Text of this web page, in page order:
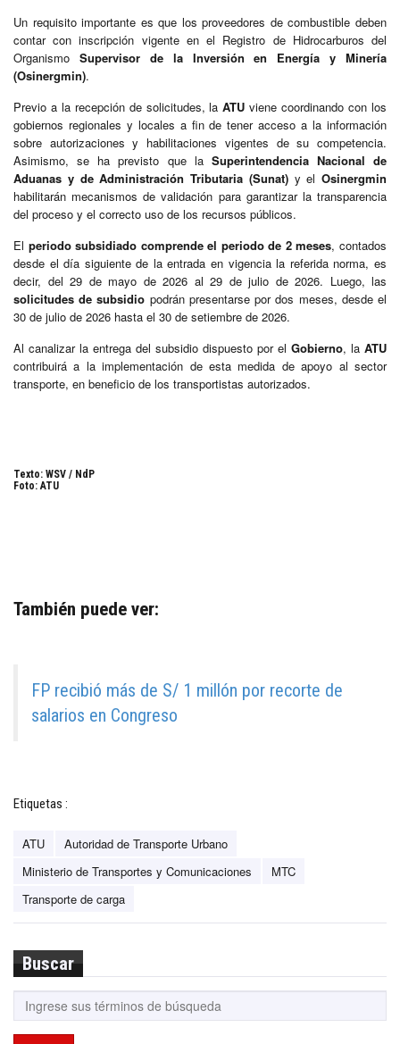
Un requisito importante es que los proveedores de combustible deben
contar con inscripción vigente en el Registro de Hidrocarburos del
Organismo Supervisor de la Inversión en Energía y Minería
(Osinergmin).
Previo a la recepción de solicitudes, laATU viene coordinando con los
gobiernos regionales y locales a fin de tener acceso a la información
sobre autorizaciones y habilitaciones vigentes de su competencia.
Asimismo, se ha previsto que la Superintendencia Nacional de
Aduanas y de Administración Tributaria (Sunat)y el Osinergmin
habilitarán mecanismos de validación para garantizar la transparencia
del proceso y el correcto uso de los recursos públicos.
El periodo subsidiado comprende el periodo de 2 meses, contados
desde el día siguiente de la entrada en vigencia la referida norma, es
decir, del 29 de mayo de 2026 al 29 de julio de 2026. Luego, las
solicitudes de subsidio podrán presentarse por dos meses, desde el
30 de julio de 2026 hasta el 30 de setiembre de 2026.
Al canalizar la entrega del subsidio dispuesto por el Gobierno, la ATU
contribuirá a la implementación de esta medida de apoyo al sector
transporte, en beneficio de los transportistas autorizados.
Texto: WSV / NdP
Foto: ATU
También puede ver:
FP recibió más de S/ 1 millón por recorte de
salarios en Congreso
Etiquetas :
ATU
Autoridad de Transporte Urbano
Ministerio de Transportes y Comunicaciones
MTC
Transporte de carga
Buscar